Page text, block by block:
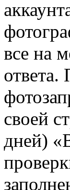
все на
своей
дней)